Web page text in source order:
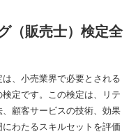
（販売士）検定全
、小売業界で必要とされる
定です。この検定は、リテ
顧客サービスの技術、効果
わたるスキルセットを評価